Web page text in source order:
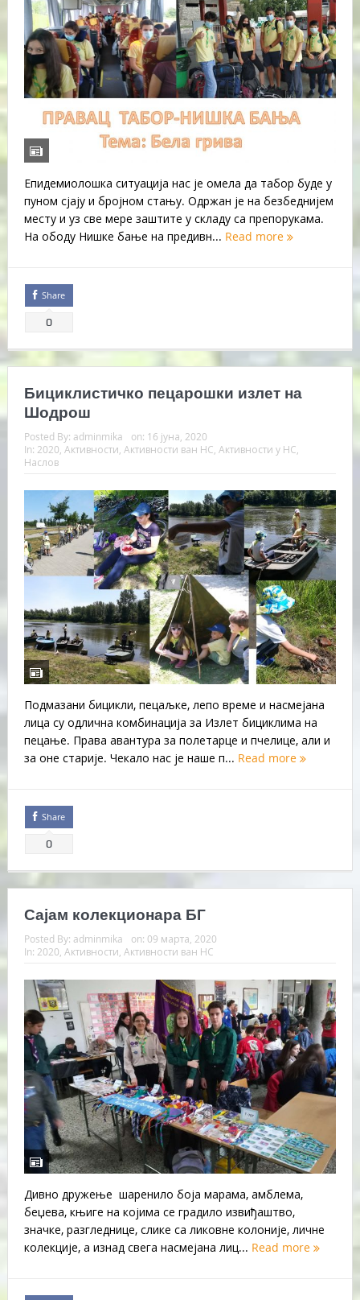
Епидемиолошка ситуација нас је омела да табор буде у
пуном сјају и бројном стању. Одржан је на безбеднијем
месту и уз све мере заштите у складу са препорукама.
На ободу Нишке бање на предивн... Read more
Share
0
Бициклистичко пецарошки излет на
Шодрош
Posted By: adminmika on: 16 јуна, 2020
In: 2020 Активности Активности ван НС Активности у НС
Наслов
Подмазани бицикли, пецаљке, лепо време и насмејана
лица су одлична комбинација за Излет бициклима на
пецање. Права авантура за полетарце и пчелице, али и
за оне старије. Чекало нас је наше п... Read more
Share
0
Сајам колекционара БГ
Posted By: adminmika on: 09 марта, 2020
In: 2020 Активности Активности ван НС
Дивно дружење шаренило боја марама, амблема,
беџева, књиге на којима се градило извиђаштво,
значке, разгледнице, слике са ликовне колоније, личне
колекције, а изнад свега насмејана лиц... Read more